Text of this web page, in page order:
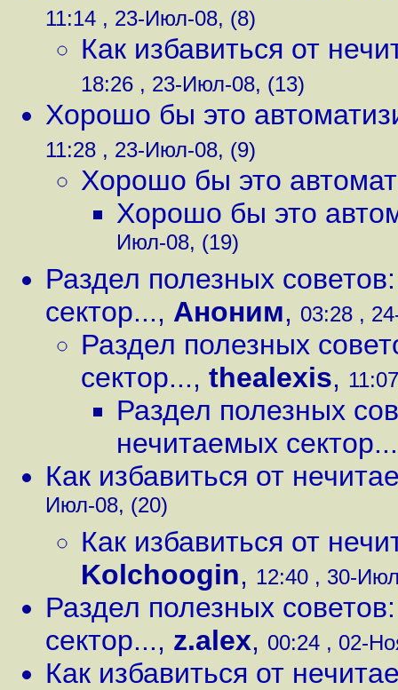
11:14 , 23-Июл-08, (8)
Как избавиться от
18:26 , 23-Июл-08, (13)
Хорошо бы это
11:28 , 23-Июл-08, (9)
Хорошо бы это
Хорошо бы это
Июл-08, (19)
Раздел полезных
сектор..., Аноним, 03:28 ,
Раздел полезных
сектор..., thealexis,
Раздел полезных
нечитаемых сектор...
Как избавиться от
Июл-08, (20)
Как избавиться от
Kolchoogin, 12:40 , 30-
Раздел полезных
сектор..., z.alex, 00:24 , 02-
Как избавиться от